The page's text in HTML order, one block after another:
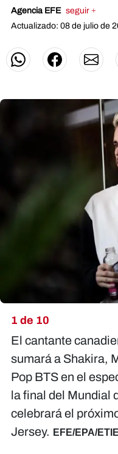
Agencia EFE seguir +
Actualizado: 08 de julio de
1 de 10
El cantante
sumará a Shakira,
Pop BTS en el
la final del Mundial
celebrará el
Jersey. EFE/EPA/